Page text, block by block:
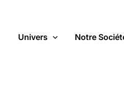
Univers Notre